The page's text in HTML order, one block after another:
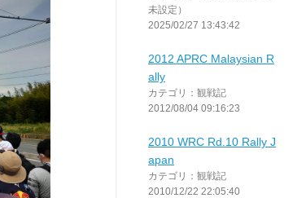
未設定）
2025/02/27 13:43:42
2012 APRC Malaysian R
ally
カテゴリ：観戦記
2012/08/04 09:16:23
2010 WRC Rd.10 Rally J
apan
カテゴリ：観戦記
2010/12/22 22:05:40